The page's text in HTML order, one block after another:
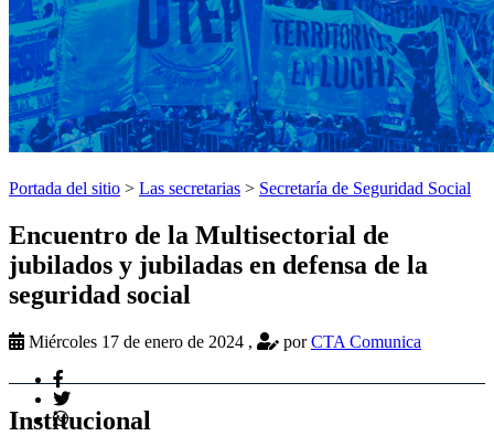
Portada del sitio > Las secretarias > Secretaría de Seguridad Social
Encuentro de la Multisectorial de
jubilados y jubiladas en defensa de la
seguridad social
Miércoles 17 de enero de 2024 , porCTA Comunica
Institucional